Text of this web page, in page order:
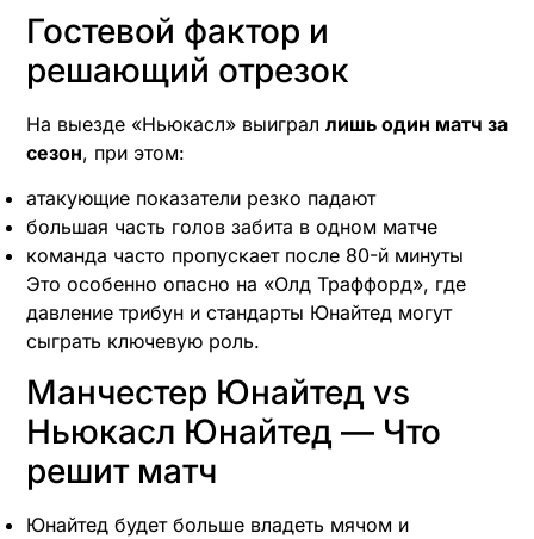
Гостевой фактор и
решающий отрезок
На выезде «Ньюкасл» выиграл лишь один матч за
сезон, при этом:
атакующие показатели резко падают
большая часть голов забита в одном матче
команда часто пропускает после 80-й минуты
Это особенно опасно на «Олд Траффорд», где
давление трибун и стандарты Юнайтед могут
сыграть ключевую роль.
Манчестер Юнайтед vs
Ньюкасл Юнайтед — Что
решит матч
Юнайтед будет больше владеть мячом и